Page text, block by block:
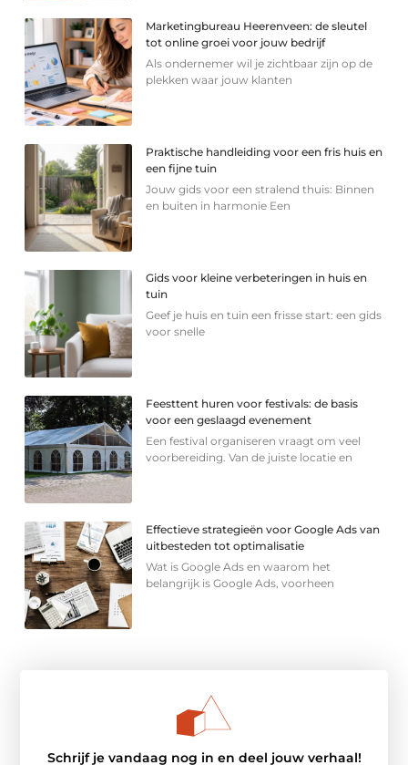
Marketingbureau Heerenveen: de sleutel
tot online groei voor jouw bedrijf
Als ondernemer wil je zichtbaar zijn op de
plekken waar jouw klanten
Praktische handleiding voor een fris huis en
een fijne tuin
Jouw gids voor een stralend thuis: Binnen
en buiten in harmonie Een
Gids voor kleine verbeteringen in huis en
tuin
Geef je huis en tuin een frisse start: een gids
voor snelle
Feesttent huren voor festivals: de basis
voor een geslaagd evenement
Een festival organiseren vraagt om veel
voorbereiding. Van de juiste locatie en
Effectieve strategieën voor Google Ads van
uitbesteden tot optimalisatie
Wat is Google Ads en waarom het
belangrijk is Google Ads, voorheen
Schrijf je vandaag nog in en deel jouw verhaal!